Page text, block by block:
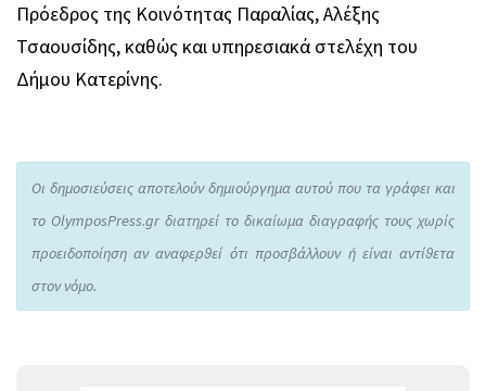
Πρόεδρος της Κοινότητας Παραλίας, Αλέξης
Τσαουσίδης, καθώς και υπηρεσιακά στελέχη του
Δήμου Κατερίνης.
Οι δημοσιεύσεις αποτελούν δημιούργημα αυτού που τα γράφει και
το OlymposPress.gr διατηρεί το δικαίωμα διαγραφής τους χωρίς
προειδοποίηση αν αναφερθεί ότι προσβάλλουν ή είναι αντίθετα
στον νόμο.